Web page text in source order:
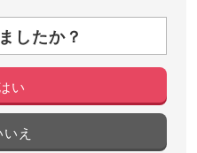
したか？
い
いえ